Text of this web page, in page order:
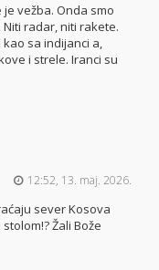
vežba. Onda smo
radar, niti rakete.
sa indijanci a,
i strele. Iranci su
12:52, 13. maj. 2026.
sever Kosova
Žali Bože